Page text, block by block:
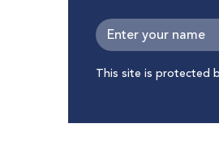
This site is protected